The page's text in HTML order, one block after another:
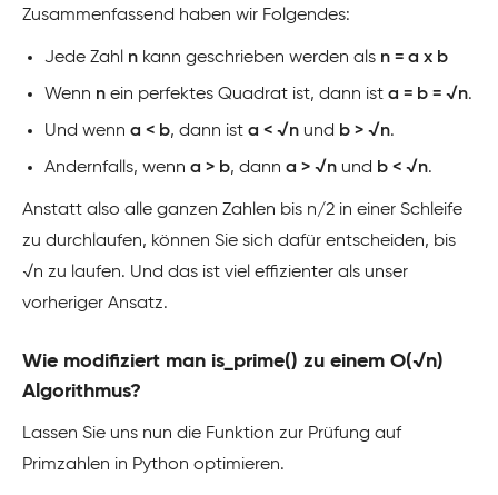
Zusammenfassend haben wir Folgendes:
Jede Zahl n kann geschrieben werden als n = a x b
Wenn n ein perfektes Quadrat ist, dann ist a = b = √n.
Und wenn a < b, dann ist a < √n und b > √n.
Andernfalls, wenn a > b, dann a > √n und b < √n.
Anstatt also alle ganzen Zahlen bis n/2 in einer Schleife
zu durchlaufen, können Sie sich dafür entscheiden, bis
√n zu laufen. Und das ist viel effizienter als unser
vorheriger Ansatz.
Wie modifiziert man is_prime() zu einem O(√n)
Algorithmus?
Lassen Sie uns nun die Funktion zur Prüfung auf
Primzahlen in Python optimieren.